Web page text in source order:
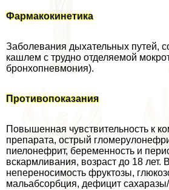
Фармакокинетика
Заболевания дыхательных путей,
кашлем с трудно отделяемой
бронхопневмония).
Противопоказания
Повышенная чувствительность к
препарата, острый
пиелонефрит, беременность и
вскармливания, возраст до 18 лет.
непереносимость фруктозы,
мальабсорбция, дефицит